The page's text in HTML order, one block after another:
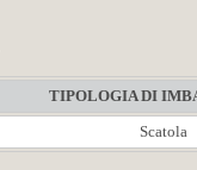
TIPOLOGIA DI
Scatola